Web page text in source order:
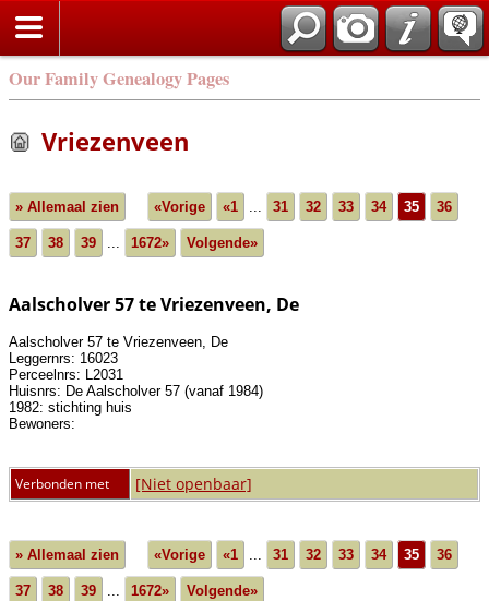
Our Family Genealogy Pages
Vriezenveen
» Allemaal zien «Vorige «1 ... 31 32 33 34 35 36
37 38 39 ... 1672» Volgende»
Aalscholver 57 te Vriezenveen, De
Aalscholver 57 te Vriezenveen, De
Leggernrs: 16023
Perceelnrs: L2031
Huisnrs: De Aalscholver 57 (vanaf 1984)
1982: stichting huis
Bewoners:
Verbonden met [Niet openbaar]
» Allemaal zien «Vorige «1 ... 31 32 33 34 35 36
37 38 39 ... 1672» Volgende»